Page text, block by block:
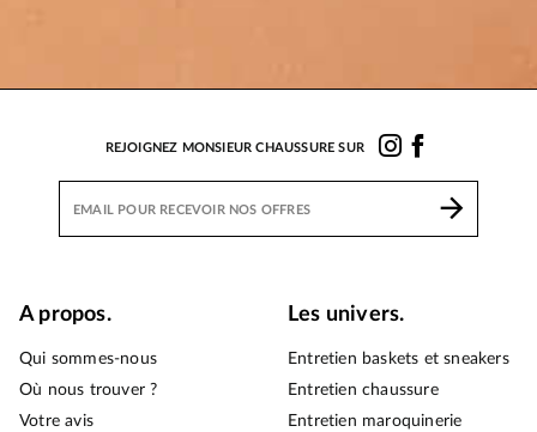
REJOIGNEZ MONSIEUR CHAUSSURE SUR
A propos.
Qui sommes-nous
Où nous trouver ?
Votre avis
Les univers.
Entretien baskets et sneakers
Entretien chaussure
Entretien maroquinerie